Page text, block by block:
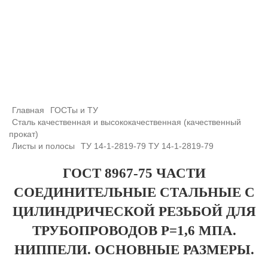
Главная
ГОСТы и ТУ
Сталь качественная и высококачественная (качественный
прокат)
Листы и полосы
ТУ 14-1-2819-79 ТУ 14-1-2819-79
ГОСТ 8967-75 ЧАСТИ
СОЕДИНИТЕЛЬНЫЕ СТАЛЬНЫЕ С
ЦИЛИНДРИЧЕСКОЙ РЕЗЬБОЙ ДЛЯ
ТРУБОПРОВОДОВ Р=1,6 МПA.
НИППЕЛИ. ОСНОВНЫЕ РАЗМЕРЫ.